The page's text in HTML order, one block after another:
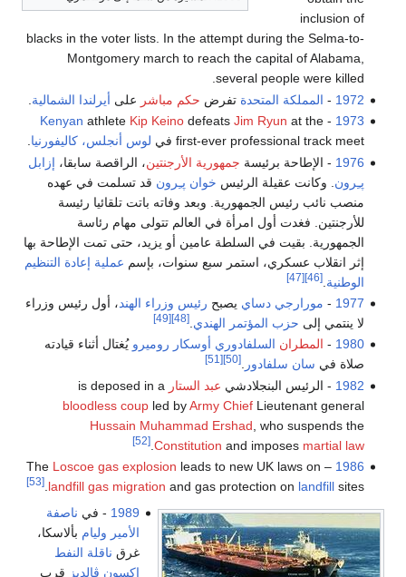
inclusion of
blacks in the voter lists. In the attempt during the Selma-to-
Montgomery march to reach the capital of Alabama,
several people were killed.
1972
- المملكة المتحدة تفرض حكم مباشر على أيرلندا الشمالية
1973
-
Kenyan athlete Kip Keinodefeats Jim Ryun at the
first-ever professional track meet في
لوس أنجلس، كاليفورنيا.
1976 - الإطاحة برئيسة جمهورية الأرجنتين، الراقصة سابقا، إزابل
پـِرون . وكانت عقيلة الرئيس خوان پـِرون قد تسلمت في عهده
منصب نائب رئيس الجمهورية. وبعد وفاته باتت تلقائيا رئيسة
للأرجنتين. فغدت أول امرأة في العالم تتولى مهام رئاسة
الجمهورية. بقيت في السلطة عامين أو يزيد، حتى تمت الإطاحة بها
إثر انقلاب عسكري، استمر سبع سنوات، بإسم عملية إعادة التنظيم
الوطنية .
[46]
[47]
1977
- مورارجي دساي يصبح رئيس وزراء الهند، أول رئيس وزراء
لا ينتمي إلى حزب المؤتمر الهندي .
[48]
[49]
1980
- المطران السلفادوري أوسكار روميرو يُغتال أثناء قيادته
صلاة في سان سلفادور .
[50]
[51]
1982 - الرئيس البنجلادشي عبد الستار
bloodless coupled byArmy ChiefLieutenant general
Hussain Muhammad Ershad , who suspends the
Constitution and imposes martial law
.
[52]
1986
– The
Loscoe gas explosion leads to new UK laws on
landfill gas migration and gas protection on landfillsites.
[53]
1989 - في ناصفة
الأمير وليام بألاسكا،
غرق ناقلة النفط
إكسون ڤالديز قرب